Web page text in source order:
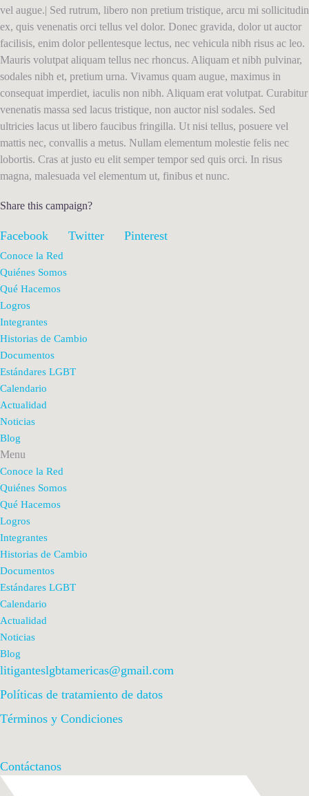
vel augue.| Sed rutrum, libero non pretium tristique, arcu mi sollicitudin
ex, quis venenatis orci tellus vel dolor. Donec gravida, dolor ut auctor
facilisis, enim dolor pellentesque lectus, nec vehicula nibh risus ac leo.
Mauris volutpat aliquam tellus nec rhoncus. Aliquam et nibh pulvinar,
sodales nibh et, pretium urna. Vivamus quam augue, maximus in
consequat imperdiet, iaculis non nibh. Aliquam erat volutpat. Curabitur
venenatis massa sed lacus tristique, non auctor nisl sodales. Sed
ultricies lacus ut libero faucibus fringilla. Ut nisi tellus, posuere vel
mattis nec, convallis a metus. Nullam elementum molestie felis nec
lobortis. Cras at justo eu elit semper tempor sed quis orci. In risus
magna, malesuada vel elementum ut, finibus et nunc.
Share this campaign?
Facebook Twitter Pinterest
Conoce la Red
Quiénes Somos
Qué Hacemos
Logros
Integrantes
Historias de Cambio
Documentos
Estándares LGBT
Calendario
Actualidad
Noticias
Blog
Menu
Conoce la Red
Quiénes Somos
Qué Hacemos
Logros
Integrantes
Historias de Cambio
Documentos
Estándares LGBT
Calendario
Actualidad
Noticias
Blog
litiganteslgbtamericas@gmail.com
Políticas de tratamiento de datos
Términos y Condiciones
Contáctanos